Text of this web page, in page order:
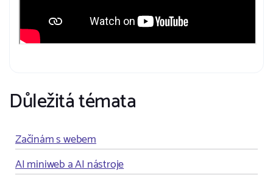
Důležitá témata
Začínám s webem
AI miniweb a AI nástroje